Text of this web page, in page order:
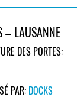
– LAUSANNE
DES PORTES:
PAR: DOCKS